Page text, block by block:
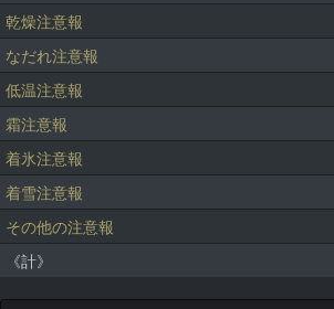
乾燥注意報
なだれ注意報
低温注意報
霜注意報
着氷注意報
着雪注意報
その他の注意報
《計》